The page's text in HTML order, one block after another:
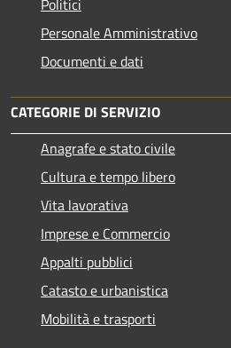
Personale Amministrativo
Documenti e dati
CATEGORIE DI SERVIZIO
Anagrafe e stato civile
Cultura e tempo libero
Vita lavorativa
Imprese e Commercio
Appalti pubblici
Catasto e urbanistica
Mobilità e trasporti